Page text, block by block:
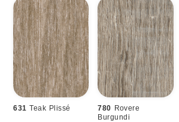
631 Teak Plissé 780 Rovere
Burgundi